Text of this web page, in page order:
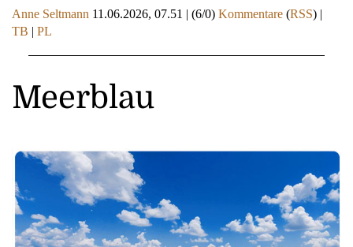
Anne Seltmann 11.06.2026, 07.51 | (6/0) Kommentare (RSS) |
TB | PL
Meerblau